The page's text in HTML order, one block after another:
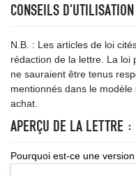
CONSEILS
N.B. : Les articles de loi
rédaction de la lettre. La loi
ne sauraient être tenus
mentionnés dans le
achat.
APERÇU DE LA LETTRE :
Pourquoi est-ce une